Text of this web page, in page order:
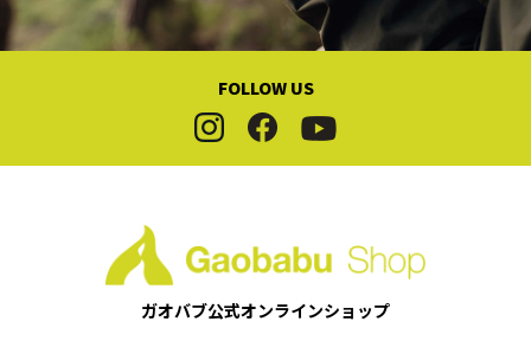
FOLLOW US
ガオバブ公式オンラインショップ